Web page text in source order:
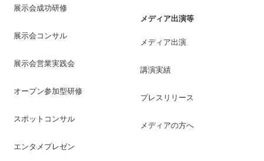
展示会成功研修
展示会コンサル
展示会営業実践会
オープン参加型研修
スポットコンサル
エンタメプレゼン
メディア出演等
メディア出演
講演実績
プレスリリース
メディアの方へ